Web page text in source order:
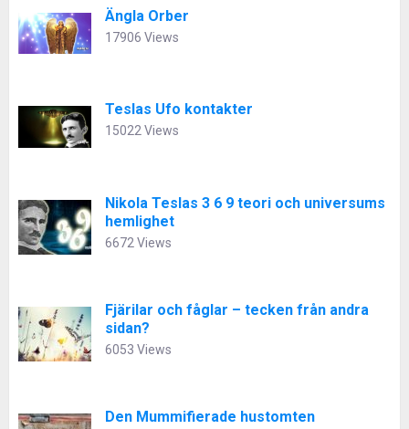
Ängla Orber
17906 Views
Teslas Ufo kontakter
15022 Views
Nikola Teslas 3 6 9 teori och universums
hemlighet
6672 Views
Fjärilar och fåglar – tecken från andra
sidan?
6053 Views
Den Mummifierade hustomten